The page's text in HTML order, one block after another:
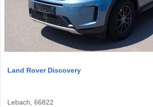
Land Rover Discovery
Lebach, 66822